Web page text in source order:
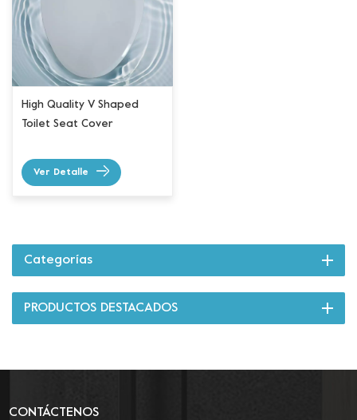
High Quality V Shaped
Toilet Seat Cover
Ver Detalle
Categorías
PRODUCTOS DESTACADOS
CONTÁCTENOS